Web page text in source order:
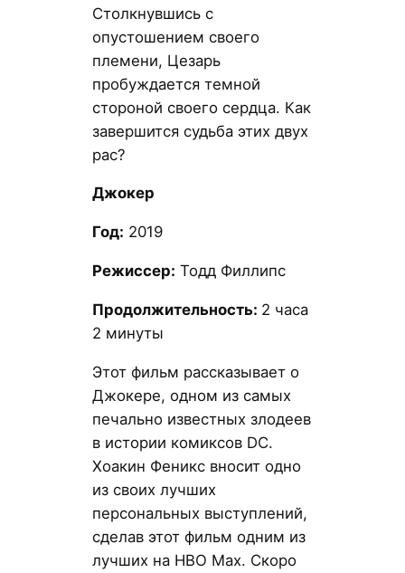
Столкнувшись с
опустошением своего
племени, Цезарь
пробуждается темной
стороной своего сердца. Как
завершится судьба этих двух
рас?
Джокер
Год: 2019
Режиссер: Тодд Филлипс
Продолжительность: 2 часа
2 минуты
Этот фильм рассказывает о
Джокере, одном из самых
печально известных злодеев
в истории комиксов DC.
Хоакин Феникс вносит одно
из своих лучших
персональных выступлений,
сделав этот фильм одним из
лучших на HBO Max. Скоро